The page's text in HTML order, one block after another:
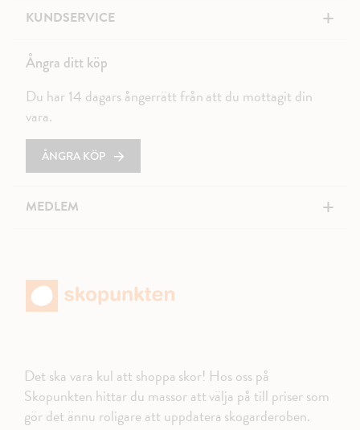
KUNDSERVICE +
Ångra ditt köp
Du har 14 dagars ångerrätt från att du mottagit din
vara.
ÅNGRA KÖP
MEDLEM +
Det ska vara kul att shoppa skor! Hos oss på
Skopunkten hittar du massor att välja på till priser som
gör det ännu roligare att uppdatera skogarderoben.